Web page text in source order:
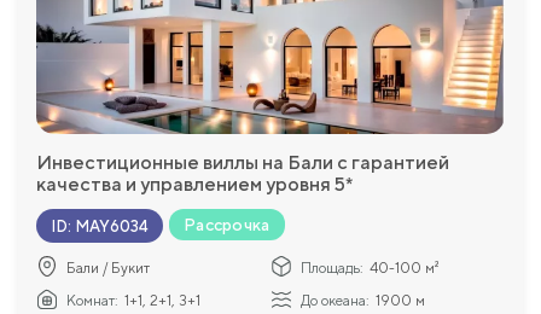
Инвестиционные виллы на Бали с гарантией
качества и управлением уровня 5*
ID: MAY6034 Рассрочка
Бали / Букит Площадь: 40-100 м²
Комнат: 1+1, 2+1, 3+1 До океана: 1900 м